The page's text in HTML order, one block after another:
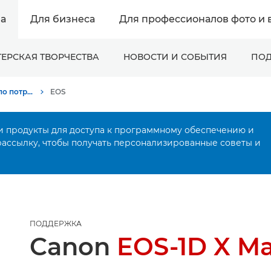
Для бизнеса Для профессионалов фото и
ТВОРЧЕСТВА НОВОСТИ И СОБЫТИЯ
Онлайн-поддержка по потребительской продукции EOS
продукты для доступа к программному обеспечению и
чтобы получать персонализированные советы и
ПОДДЕРЖКА
Canon EOS-1D X